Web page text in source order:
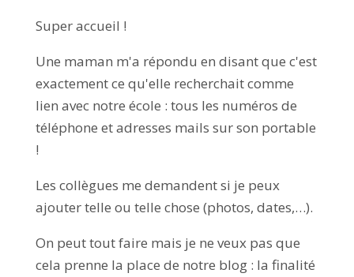
Super accueil !
Une maman m'a répondu en disant que c'est
exactement ce qu'elle recherchait comme
lien avec notre école : tous les numéros de
téléphone et adresses mails sur son portable
!
Les collègues me demandent si je peux
ajouter telle ou telle chose (photos, dates,…).
On peut tout faire mais je ne veux pas que
cela prenne la place de notre blog : la finalité